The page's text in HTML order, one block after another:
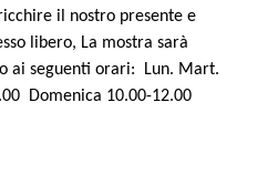
il nostro presente e
libero, La mostra sarà
ai seguenti orari: Lun. Mart.
Domenica 10.00-12.00